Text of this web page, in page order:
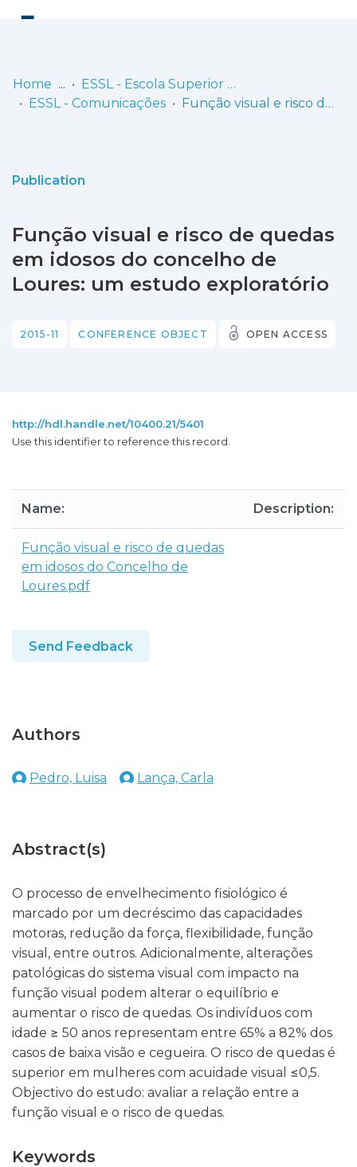
Statistics
Home
ESSL - Escola Superior de Saúde de Lisboa
ESSL - Comunicações
Função visual e risco de quedas em idosos do concelho de Loures: um estudo exploratório
Publication
Função visual e risco de quedas
em idosos do concelho de
Loures: um estudo exploratório
2015-11 CONFERENCE OBJECT OPEN ACCESS
http://hdl.handle.net/10400.21/5401
Use this identifier to reference this record.
Name: Description:
Função visual e risco de quedas
em idosos do Concelho de
Loures.pdf
Send Feedback
Authors
Pedro, Luisa Lança, Carla
Abstract(s)
O processo de envelhecimento fisiológico é
marcado por um decréscimo das capacidades
motoras, redução da força, flexibilidade, função
visual, entre outros. Adicionalmente, alterações
patológicas do sistema visual com impacto na
função visual podem alterar o equilíbrio e
aumentar o risco de quedas. Os indivíduos com
idade ≥ 50 anos representam entre 65% a 82% dos
casos de baixa visão e cegueira. O risco de quedas é
superior em mulheres com acuidade visual ≤0,5.
Objectivo do estudo: avaliar a relação entre a
função visual e o risco de quedas.
Keywords